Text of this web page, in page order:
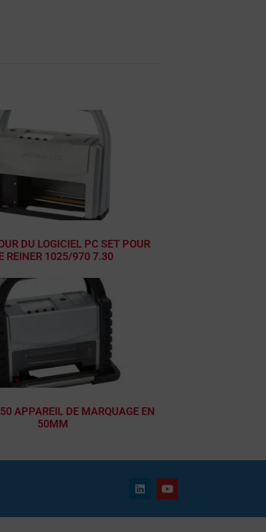
DU LOGICIEL PC SET POUR
REINER 1025/970 7.30
APPAREIL DE MARQUAGE EN
50MM